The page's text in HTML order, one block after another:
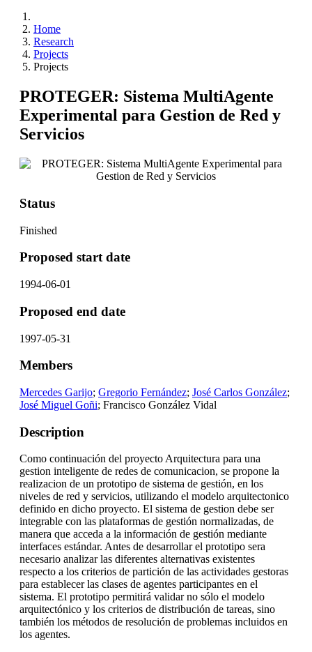
Home
Research
Projects
Projects
PROTEGER: Sistema MultiAgente
Experimental para Gestion de Red y
Servicios
Status
Finished
Proposed start date
1994-06-01
Proposed end date
1997-05-31
Members
Mercedes Garijo; Gregorio Fernández; José Carlos González;
José Miguel Goñi; Francisco González Vidal
Description
Como continuación del proyecto Arquitectura para una
gestion inteligente de redes de comunicacion, se propone la
realizacion de un prototipo de sistema de gestión, en los
niveles de red y servicios, utilizando el modelo arquitectonico
definido en dicho proyecto. El sistema de gestion debe ser
integrable con las plataformas de gestión normalizadas, de
manera que acceda a la información de gestión mediante
interfaces estándar. Antes de desarrollar el prototipo sera
necesario analizar las diferentes alternativas existentes
respecto a los criterios de partición de las actividades gestoras
para establecer las clases de agentes participantes en el
sistema. El prototipo permitirá validar no sólo el modelo
arquitectónico y los criterios de distribución de tareas, sino
también los métodos de resolución de problemas incluidos en
los agentes.